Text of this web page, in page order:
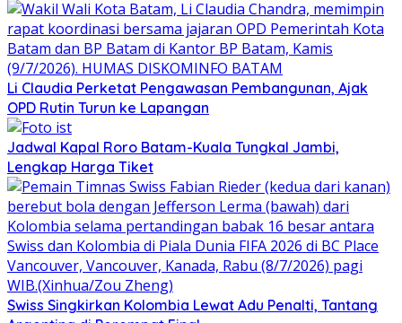
Li Claudia Perketat Pengawasan Pembangunan, Ajak
OPD Rutin Turun ke Lapangan
Jadwal Kapal Roro Batam-Kuala Tungkal Jambi,
Lengkap Harga Tiket
Swiss Singkirkan Kolombia Lewat Adu Penalti, Tantang